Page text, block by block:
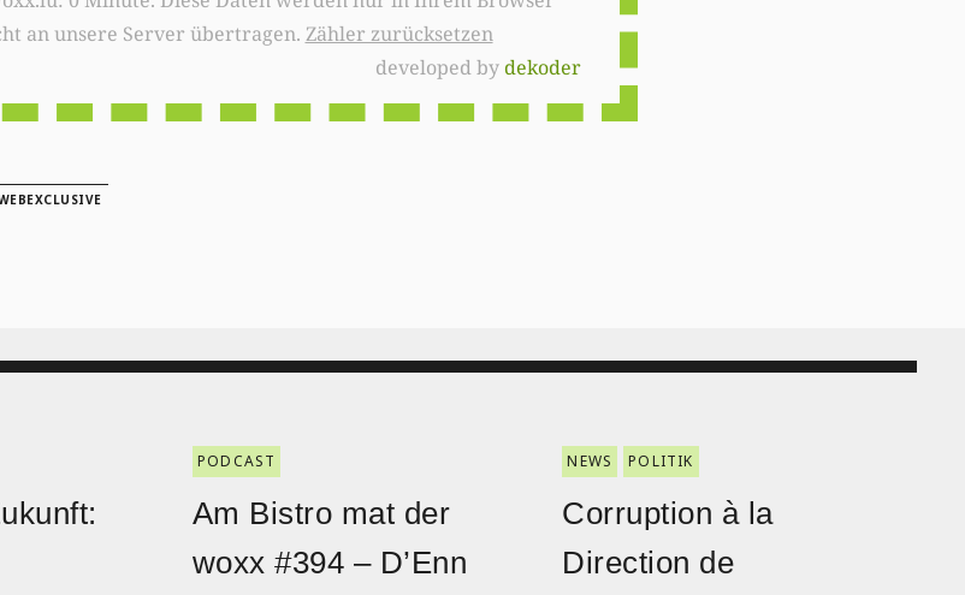
an unsere Server übertragen. Zähler zurücksetzen
developed bydekoder
PODCAST
Am Bistro mat der
woxx #394 – D’Enn
NEWS POLITIK
Corruption à la
Direction de